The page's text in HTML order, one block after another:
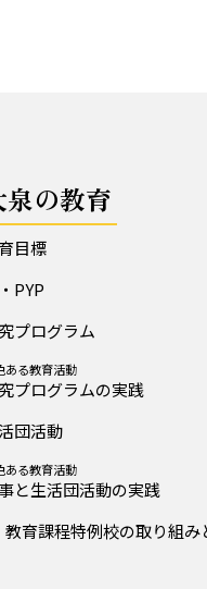
泉の教育
目標
PYP
プログラム
ある教育活動
プログラムの実践
団活動
ある教育活動
と生活団活動の実践
教育課程特例校の取り組み